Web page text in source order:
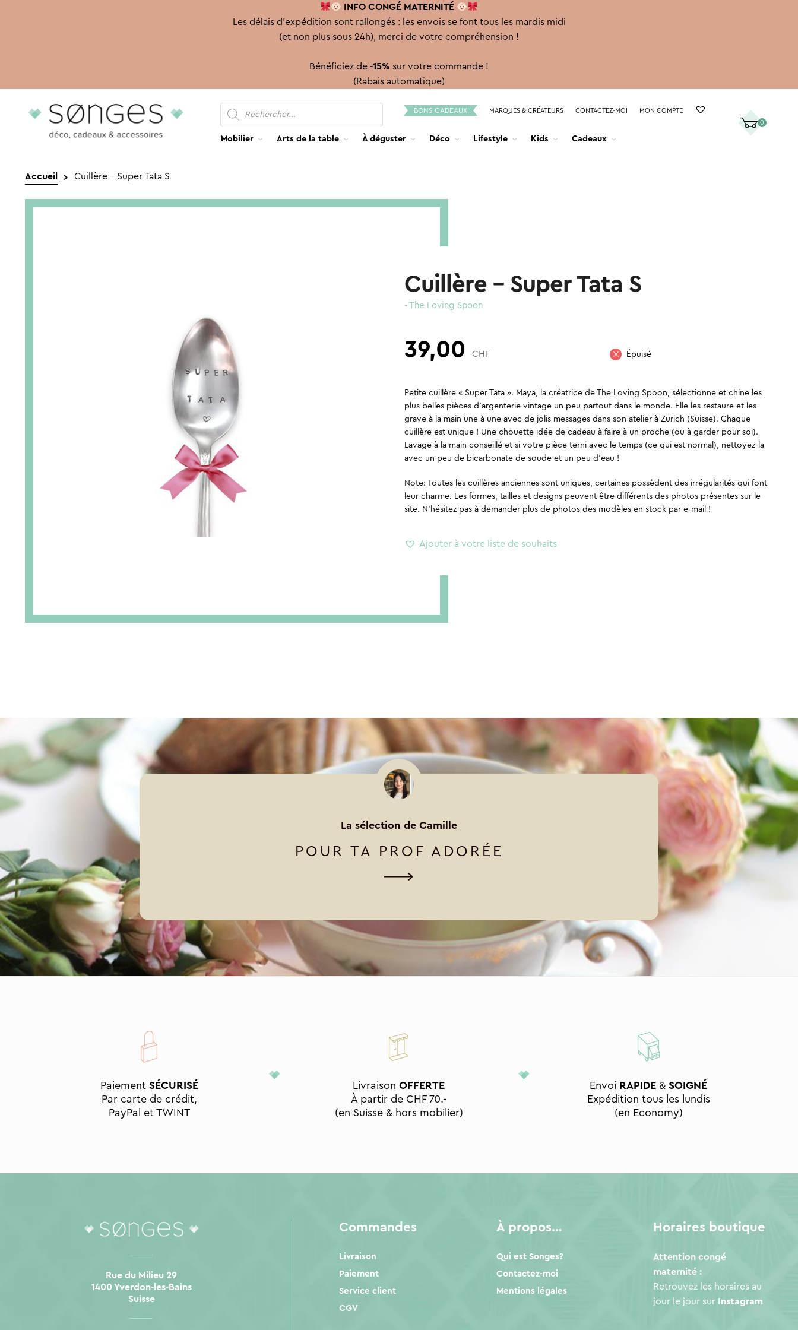
INFO CONGÉ MATERNITÉ
Les délais d'expédition sont rallongés : les envois se font tous les mardis midi
(et non plus sous 24h), merci de votre compréhension !
Bénéficiez de -15% sur votre commande !
(Rabais automatique)
Aller
Aller
contenu
Recherche
de
produits
BONS CADEAUX MARQUES & CRÉATEURS CONTACTEZ-MOI MON COMPTE
Mobilier Arts de la table À déguster Déco Lifestyle Kids Cadeaux
0
Accueil Cuillère – Super Tata S
Cuillère – Super Tata S
- The Loving Spoon
39,00CHF Épuisé
Petite cuillère « Super Tata ». Maya, la créatrice de The Loving Spoon, sélectionne et chine les
plus belles pièces d’argenterie vintage un peu partout dans le monde. Elle les restaure et les
grave à la main une à une avec de jolis messages dans son atelier à Zürich (Suisse). Chaque
cuillère est unique ! Une chouette idée de cadeau à faire à un proche (ou à garder pour soi).
Lavage à la main conseillé et si votre pièce terni avec le temps (ce qui est normal), nettoyez-la
avec un peu de bicarbonate de soude et un peu d’eau !
Note: Toutes les cuillères anciennes sont uniques, certaines possèdent des irrégularités qui font
leur charme. Les formes, tailles et designs peuvent être différents des photos présentes sur le
site. N’hésitez pas à demander plus de photos des modèles en stock par e-mail !
Ajouter à votre liste de souhaits
La sélection de Camille
POUR TA PROF ADORÉE
PaiementSÉCURISÉ
Par carte de crédit,
PayPal et TWINT
LivraisonOFFERTE
À partir de CHF 70.-
(en Suisse & hors mobilier)
Envoi RAPIDE &SOIGNÉ
Expédition tous les lundis
(en Economy)
Rue du Milieu 29
1400 Yverdon-les-Bains
Suisse
Commandes
Livraison
Paiement
Service client
CGV
À propos…
Qui est Songes?
Contactez-moi
Mentions légales
Horaires boutique
Attention congé
maternité :
Retrouvez les horaires au
jour le jour sur Instagram